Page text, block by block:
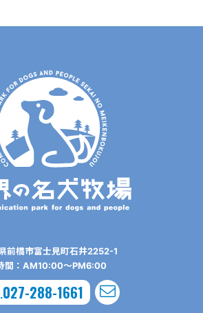
前橋市富⼠⾒町⽯井2252-1
間：AM10:00〜PM6:00
027-288-1661